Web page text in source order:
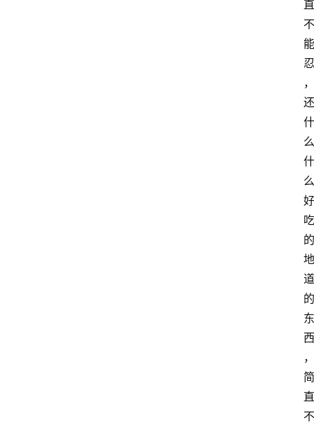
直
不
能
忍
，
还
什
么
什
么
好
吃
的
地
道
的
东
西
，
简
直
不